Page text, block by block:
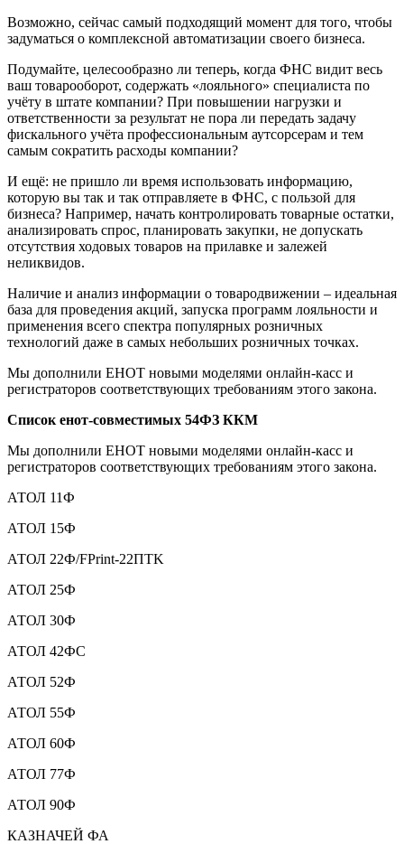
Возможно, сейчас самый подходящий момент для того, чтобы
задуматься о комплексной автоматизации своего бизнеса.
Подумайте, целесообразно ли теперь, когда ФНС видит весь
ваш товарооборот, содержать «лояльного» специалиста по
учёту в штате компании? При повышении нагрузки и
ответственности за результат не пора ли передать задачу
фискального учёта профессиональным аутсорсерам и тем
самым сократить расходы компании?
И ещё: не пришло ли время использовать информацию,
которую вы так и так отправляете в ФНС, с пользой для
бизнеса? Например, начать контролировать товарные остатки,
анализировать спрос, планировать закупки, не допускать
отсутствия ходовых товаров на прилавке и залежей
неликвидов.
Наличие и анализ информации о товародвижении – идеальная
база для проведения акций, запуска программ лояльности и
применения всего спектра популярных розничных
технологий даже в самых небольших розничных точках.
Мы дополнили ЕНОТ новыми моделями онлайн-касс и
регистраторов соответствующих требованиям этого закона.
Список енот-совместимых 54ФЗ ККМ
Мы дополнили ЕНОТ новыми моделями онлайн-касс и
регистраторов соответствующих требованиям этого закона.
АТОЛ 11Ф
АТОЛ 15Ф
АТОЛ 22Ф/FPrint-22ПТK
АТОЛ 25Ф
АТОЛ 30Ф
АТОЛ 42ФС
АТОЛ 52Ф
АТОЛ 55Ф
АТОЛ 60Ф
АТОЛ 77Ф
АТОЛ 90Ф
КАЗНАЧЕЙ ФА